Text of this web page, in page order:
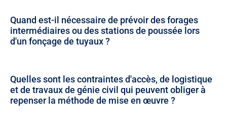
Quand est-il nécessaire de prévoir des forages
intermédiaires ou des stations de poussée lors
d'un fonçage de tuyaux ?
Quelles sont les contraintes d'accès, de logistique
et de travaux de génie civil qui peuvent obliger à
repenser la méthode de mise en œuvre ?